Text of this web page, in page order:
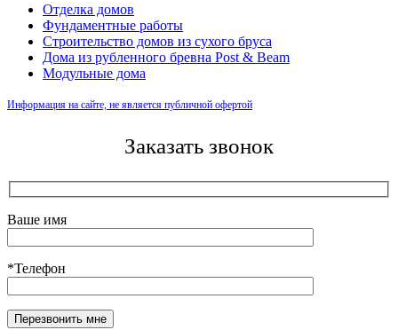
Отделка домов
Фундаментные работы
Строительство домов из сухого бруса
Дома из рубленного бревна Post & Beam
Модульные дома
Информация на сайте, не является публичной офертой
Заказать звонок
Ваше имя
*Телефон
Оставьте это поле пустым.